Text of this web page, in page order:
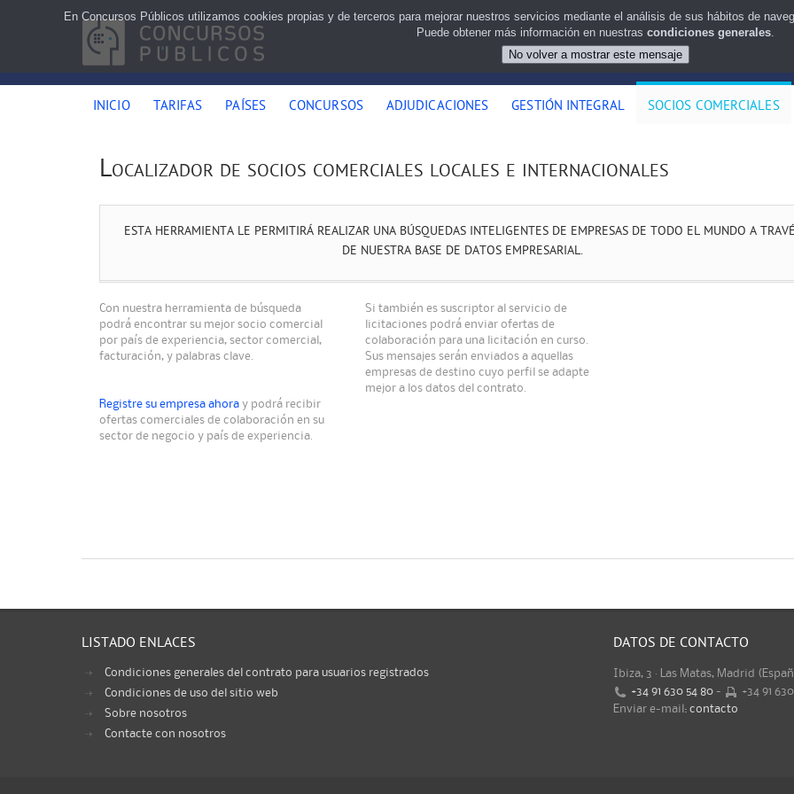
INICIO TARIFAS PAÍSES CONCURSOS ADJUDICACIONES GESTIÓN INTEGRAL SOCIOS COMERCIALES
Localizador de socios comerciales locales e internacionales
ESTA HERRAMIENTA LE PERMITIRÁ REALIZAR UNA BÚSQUEDAS INTELIGENTES DE EMPRESAS DE TODO EL MUNDO A
DE NUESTRA BASE DE DATOS EMPRESARIAL.
Con nuestra herramienta de búsqueda
podrá encontrar su mejor socio comercial
por país de experiencia, sector comercial,
facturación, y palabras clave.
Si también es suscriptor al servicio de
licitaciones podrá enviar ofertas de
colaboración para una licitación en curso.
Sus mensajes serán enviados a aquellas
empresas de destino cuyo perfil se adapte
mejor a los datos del contrato.
Registre su empresa ahora y podrá recibir
ofertas comerciales de colaboración en su
sector de negocio y país de experiencia.
LISTADO ENLACES
Condiciones generales del contrato para usuarios registrados
Condiciones de uso del sitio web
Sobre nosotros
Contacte con nosotros
DATOS DE CONTACTO
Ibiza, 3 · Las Matas, Madrid
+34 91 630 54 80 -
+34 91
Enviar e-mail: contacto
En Concursos Públicos utilizamos cookies propias y de terceros para mejorar nuestros servicios mediante el análisis de sus hábitos de
Puede obtener más información en nuestras condiciones generales.